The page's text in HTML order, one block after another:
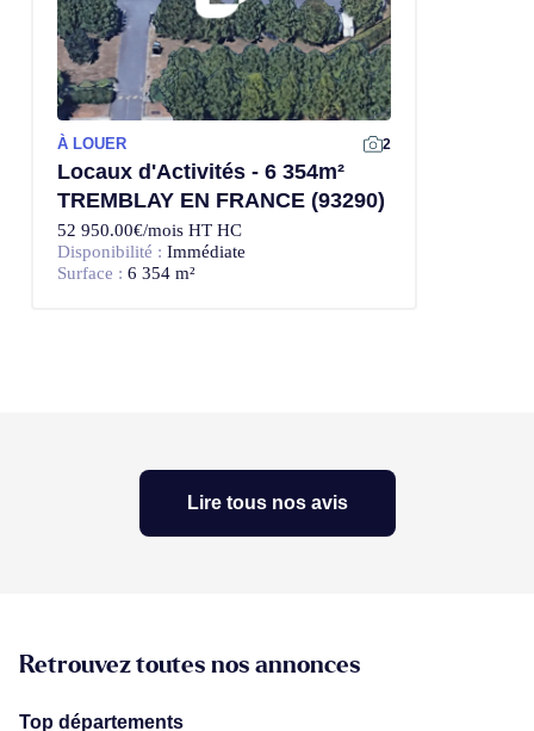
À LOUER 2
Locaux d'Activités - 6 354m²
TREMBLAY EN FRANCE (93290)
52 950.00€/mois HT HC
Disponibilité : Immédiate
Surface : 6 354 m²
Lire tous nos avis
Retrouvez toutes nos annonces
Top départements